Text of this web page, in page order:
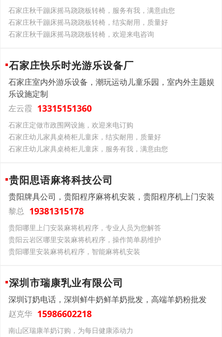
石家庄秋千蹦床摇马跷跷板转椅，服务有我，满意由您
石家庄秋千蹦床摇马跷跷板转椅，结实耐用，质量好
石家庄秋千蹦床摇马跷跷板转椅，欢迎来电咨询
石家庄快乐时光游乐设备厂
石家庄室内外游乐设备，潮玩运动儿童乐园，室内外主题娱
乐设施定制
左云霞 13315151360
石家庄定做市政围网设施，欢迎来电订购
石家庄幼儿家具桌椅柜儿童床，结实耐用，质量好
石家庄幼儿家具桌椅柜儿童床，服务有我，满意由您
贵阳思语麻将科技公司
贵阳牌具公司，贵阳程序麻将机安装，贵阳程序机上门安装
黎总 19381315178
贵阳哪里上门安装麻将机程序，专业人员为您解答
贵阳云岩区哪里安装麻将机程序，操作简单易维护
贵阳哪里安装麻将机程序，智能麻将机安装
深圳市瑞康乳业有限公司
深圳订奶电话，深圳鲜牛奶鲜羊奶批发，高端羊奶粉批发
赵克华 15986602218
南山区瑞康羊奶订购，为每日健康添动力